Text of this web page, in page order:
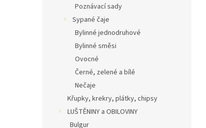
Poznávací sady
Sypané čaje
Bylinné jednodruhové
Bylinné směsi
Ovocné
Černé, zelené a bílé
Nečaje
Křupky, krekry, plátky, chipsy
LUŠTĚNINY a OBILOVINY
Bulgur